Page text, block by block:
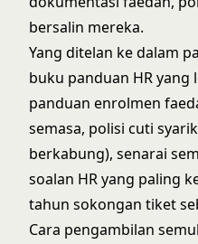
bersalin mereka.
Yang ditelan ke dalam
buku panduan HR yang
panduan enrolmen
semasa, polisi cuti
berkabung), senarai
soalan HR yang paling
tahun sokongan tiket
Cara pengambilan